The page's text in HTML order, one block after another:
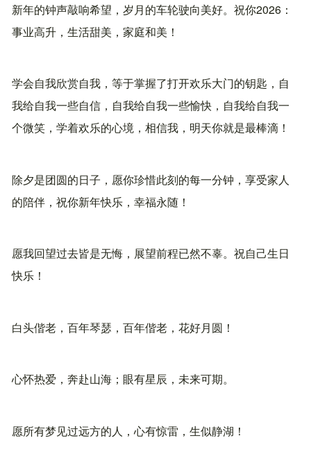
新年的钟声敲响希望，岁月的车轮驶向美好。祝你2026：
事业高升，生活甜美，家庭和美！
学会自我欣赏自我，等于掌握了打开欢乐大门的钥匙，自
我给自我一些自信，自我给自我一些愉快，自我给自我一
个微笑，学着欢乐的心境，相信我，明天你就是最棒滴！
除夕是团圆的日子，愿你珍惜此刻的每一分钟，享受家人
的陪伴，祝你新年快乐，幸福永随！
愿我回望过去皆是无悔，展望前程已然不辜。祝自己生日
快乐！
白头偕老，百年琴瑟，百年偕老，花好月圆！
心怀热爱，奔赴山海；眼有星辰，未来可期。
愿所有梦见过远方的人，心有惊雷，生似静湖！